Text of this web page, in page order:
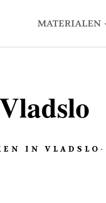
MATERIALEN
IN